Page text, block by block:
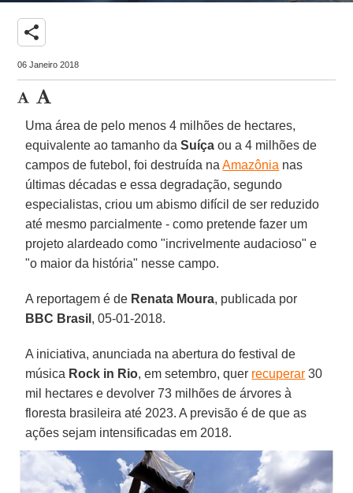
share
06 Janeiro 2018
Uma área de pelo menos 4 milhões de hectares,
equivalente ao tamanho daSuíça ou a 4 milhões de
campos de futebol, foi destruída naAmazônia nas
últimas décadas e essa degradação, segundo
especialistas, criou um abismo difícil de ser reduzido
até mesmo parcialmente - como pretende fazer um
projeto alardeado como "incrivelmente audacioso" e
"o maior da história" nesse campo.
A reportagem é de Renata Moura, publicada por
BBC Brasil , 05-01-2018.
A iniciativa, anunciada na abertura do festival de
música Rock in Rio, em setembro, quer recuperar 30
mil hectares e devolver 73 milhões de árvores à
floresta brasileira até 2023. A previsão é de que as
ações sejam intensificadas em 2018.